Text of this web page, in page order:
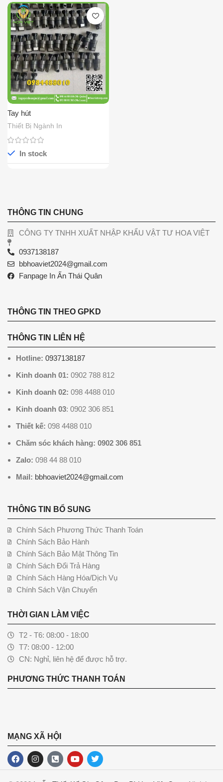
Tay hút
Thiết Bị Ngành In
In stock
THÔNG TIN CHUNG
CÔNG TY TNHH XUẤT NHẬP KHẨU VẬT TƯ HOA VIỆT
0937138187
bbhoaviet2024@gmail.com
Fanpage In Ấn Thái Quân
THÔNG TIN THEO GPKD
THÔNG TIN LIÊN HỆ
Hotline: 0937138187
Kinh doanh 01: 0902 788 812
Kinh doanh 02: 098 4488 010
Kinh doanh 03: 0902 306 851
Thiết kế: 098 4488 010
Chăm sóc khách hàng: 0902 306 851
Zalo: 098 44 88 010
Mail: bbhoaviet2024@gmail.com
THÔNG TIN BỔ SUNG
Chính Sách Phương Thức Thanh Toán
Chính Sách Bảo Hành
Chính Sách Bảo Mật Thông Tin
Chính Sách Đổi Trả Hàng
Chính Sách Hàng Hóa/Dịch Vụ
Chính Sách Vận Chuyển
THỜI GIAN LÀM VIỆC
T2 - T6: 08:00 - 18:00
T7: 08:00 - 12:00
CN: Nghỉ, liên hệ để được hỗ trợ.
PHƯƠNG THỨC THANH TOÁN
MẠNG XÃ HỘI